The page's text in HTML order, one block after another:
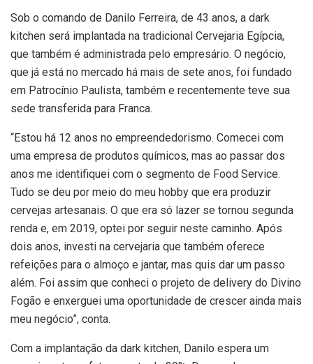
Sob o comando de Danilo Ferreira, de 43 anos, a dark
kitchen será implantada na tradicional Cervejaria Egípcia,
que também é administrada pelo empresário. O negócio,
que já está no mercado há mais de sete anos, foi fundado
em Patrocínio Paulista, também e recentemente teve sua
sede transferida para Franca.
“Estou há 12 anos no empreendedorismo. Comecei com
uma empresa de produtos químicos, mas ao passar dos
anos me identifiquei com o segmento de Food Service.
Tudo se deu por meio do meu hobby que era produzir
cervejas artesanais. O que era só lazer se tornou segunda
renda e, em 2019, optei por seguir neste caminho. Após
dois anos, investi na cervejaria que também oferece
refeições para o almoço e jantar, mas quis dar um passo
além. Foi assim que conheci o projeto de delivery do Divino
Fogão e enxerguei uma oportunidade de crescer ainda mais
meu negócio”, conta.
Com a implantação da dark kitchen, Danilo espera um